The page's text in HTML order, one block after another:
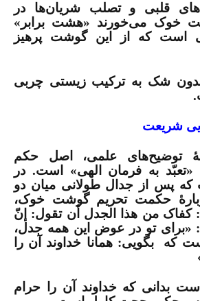
قلبی و تصلب شریان‌ها در
خوک می‌خورند «هشت برابر»
است که از این گوشت پرهیز
بدون شک به ترکیب زیستی چربی
توضیح‌های علمی، اصل حکم
به فرمان الهی» است. در
که پس از جدال طولانی میان دو
حکمت تحریم گوشت خوک،
کفاک من هذا الجدل أن تقول: إنّ
«برای تو در عوض این همه جدل،
که
بگویی: همانا خداوند آن را
بدانی که خداوند آن را حرام